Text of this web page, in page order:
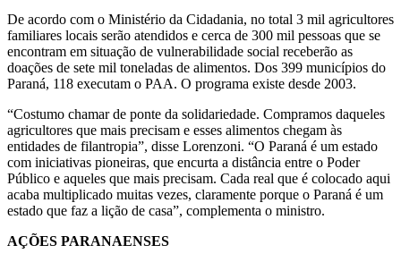
De acordo com o Ministério da Cidadania, no total 3 mil agricultores
familiares locais serão atendidos e cerca de 300 mil pessoas que se
encontram em situação de vulnerabilidade social receberão as
doações de sete mil toneladas de alimentos. Dos 399 municípios do
Paraná, 118 executam o PAA. O programa existe desde 2003.
“Costumo chamar de ponte da solidariedade. Compramos daqueles
agricultores que mais precisam e esses alimentos chegam às
entidades de filantropia”, disse Lorenzoni. “O Paraná é um estado
com iniciativas pioneiras, que encurta a distância entre o Poder
Público e aqueles que mais precisam. Cada real que é colocado aqui
acaba multiplicado muitas vezes, claramente porque o Paraná é um
estado que faz a lição de casa”, complementa o ministro.
AÇÕES PARANAENSES